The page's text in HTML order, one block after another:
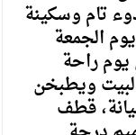
تام وسكينة
الجمعة
يوم راحة
ويطبخن
قطف